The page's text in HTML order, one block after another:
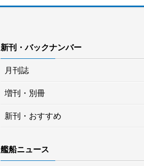
新刊・バックナンバー
月刊誌
増刊・別冊
新刊・おすすめ
艦船ニュース